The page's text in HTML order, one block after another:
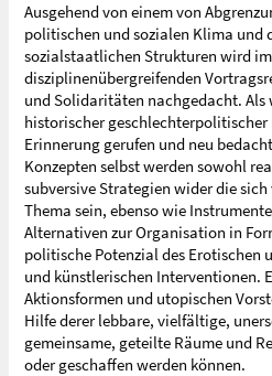
Ausgehend von einem von
politischen und sozialen Klima und
sozialstaatlichen Strukturen wird
disziplinenübergreifenden
und Solidaritäten nachgedacht.
historischer geschlechterpolitischer
Erinnerung gerufen und neu
Konzepten selbst werden sowohl
subversive Strategien wider die
Thema sein, ebenso wie
Alternativen zur Organisation in
politische Potenzial des Erotischen
und künstlerischen Interventionen.
Aktionsformen und utopischen
Hilfe derer lebbare, vielfältige,
gemeinsame, geteilte Räume und
oder geschaffen werden können.